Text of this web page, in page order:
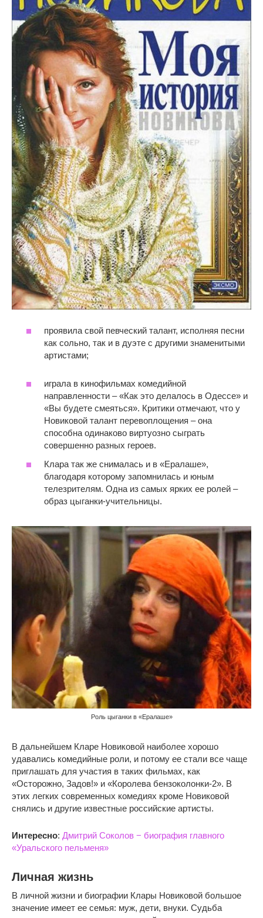
проявила свой певческий талант, исполняя песни
как сольно, так и в дуэте с другими знаменитыми
артистами;
играла в кинофильмах комедийной
направленности – «Как это делалось в Одессе» и
«Вы будете смеяться». Критики отмечают, что у
Новиковой талант перевоплощения – она
способна одинаково виртуозно сыграть
совершенно разных героев.
Клара так же снималась и в «Ералаше»,
благодаря которому запомнилась и юным
телезрителям. Одна из самых ярких ее ролей –
образ цыганки-учительницы.
Роль цыганки в «Ералаше»
В дальнейшем Кларе Новиковой наиболее хорошо
удавались комедийные роли, и потому ее стали все чаще
приглашать для участия в таких фильмах, как
«Осторожно, Задов!» и «Королева бензоколонки-2». В
этих легких современных комедиях кроме Новиковой
снялись и другие известные российские артисты.
Интересно: Дмитрий Соколов − биография главного
«Уральского пельменя»
Личная жизнь
В личной жизни и биографии Клары Новиковой большое
значение имеет ее семья: муж, дети, внуки. Судьба